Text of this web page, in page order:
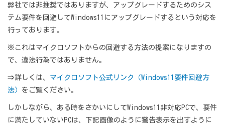
弊社では非推奨ではありますが、アップグレードするためのシス
テム要件を回避してWindows11にアップグレードするという対応を
行っております。
※これはマイクロソフトからの回避する方法の提案になりますの
で、違法行為ではありません。
⇒詳しくは、 マイクロソフト公式リンク（Windows11要件回避方
法） をご覧ください。
しかしながら、ある時をさかいにしてWindows11非対応PCで、要件
に満たしていないPCは、下記画像のように警告表示を出すように